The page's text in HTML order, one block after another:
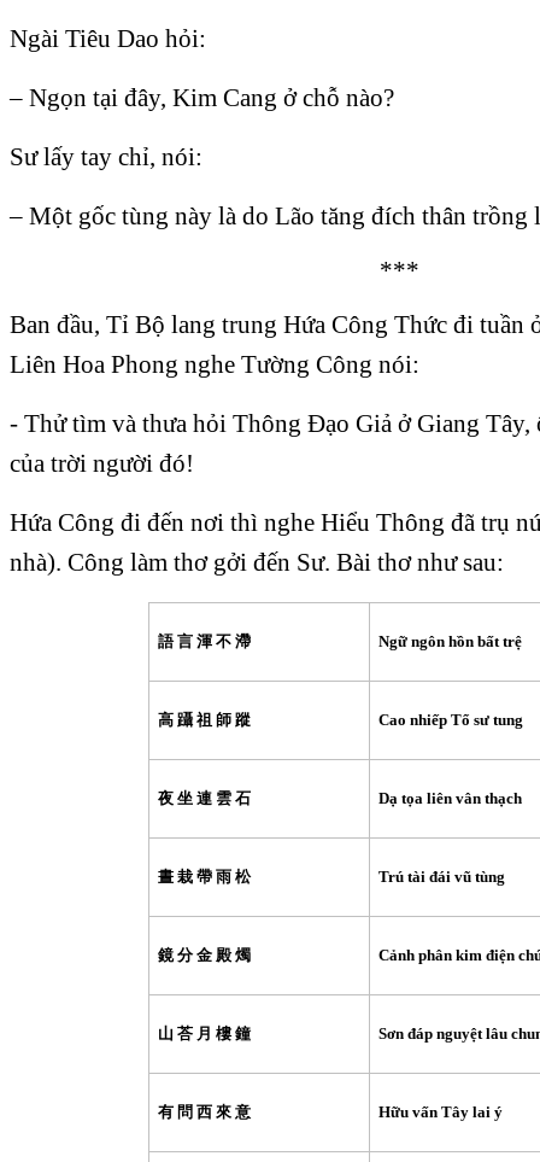
Ngài Tiêu Dao hỏi:
– Ngọn tại đây, Kim Cang ở chỗ nào?
Sư lấy tay chỉ, nói:
– Một gốc tùng này là do Lão tăng đích thân trồng
***
Ban đầu, Tỉ Bộ lang trung Hứa Công Thức đi tuần
Liên Hoa Phong nghe Tường Công nói:
- Thử tìm và thưa hỏi Thông Ðạo Giả ở Giang Tây,
của trời người đó!
Hứa Công đi đến nơi thì nghe Hiểu Thông đã trụ
nhà). Công làm thơ gởi đến Sư. Bài thơ như sau:
語 言 渾 不 滯 Ngữ ngôn hồn bất trệ
高 躡 祖 師 蹤 Cao nhiếp Tổ sư tung
夜 坐 連 雲 石 Dạ tọa liên vân thạch
晝 栽 帶 雨 松 Trú tài đái vũ tùng
鏡 分 金 殿 燭 Cảnh phân kim điện
山 荅 月 樓 鐘 Sơn đáp nguyệt lâu
有 問 西 來 意 Hữu vấn Tây lai ý